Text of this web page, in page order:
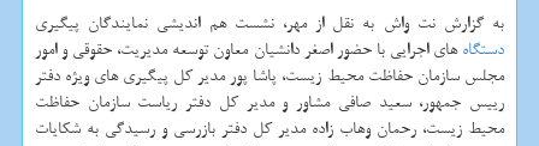
به گزارش نت واش به نقل از مهر، نشست هم اندیشی نمایندگان پیگیری
دستگاههای اجرایی با حضور اصغر دانشیان معاون توسعه مدیریت، حقوقی و امور
مجلس سازمان حفاظت محیط زیست، پاشا پور مدیر كل پیگیری های ویژه دفتر
رییس جمهور، سعید صافی مشاور و مدیر كل دفتر ریاست سازمان حفاظت
محیط زیست، رحمان وهاب زاده مدیر كل دفتر بازرسی و رسیدگی به شكایات